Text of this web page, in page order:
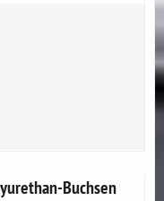
Buchsen